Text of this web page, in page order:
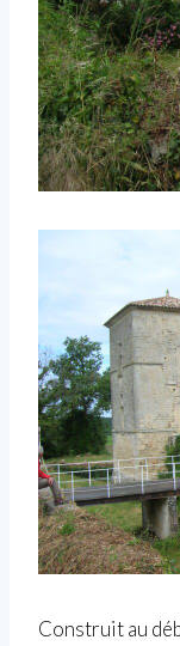
Construit au